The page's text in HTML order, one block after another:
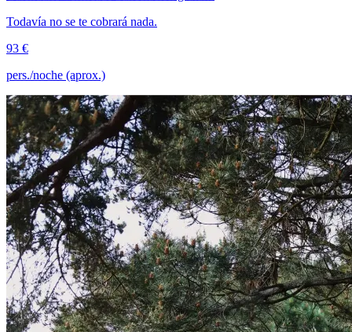
Todavía no se te cobrará nada.
93 €
pers./noche (aprox.)